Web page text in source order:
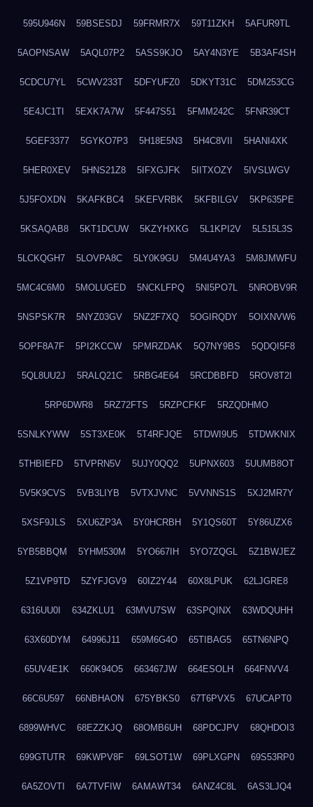
595U946N 59BSESDJ 59FRMR7X 59T11ZKH 5AFUR9TL
5AOPNSAW 5AQL07P2 5ASS9KJO 5AY4N3YE 5B3AF4SH
5CDCU7YL 5CWV233T 5DFYUFZ0 5DKYT31C 5DM253CG
5E4JC1TI 5EXK7A7W 5F447S51 5FMM242C 5FNR39CT
5GEF3377 5GYKO7P3 5H18E5N3 5H4C8VII 5HANI4XK
5HER0XEV 5HNS21Z8 5IFXGJFK 5IITXOZY 5IVSLWGV
5J5FOXDN 5KAFKBC4 5KEFVRBK 5KFBILGV 5KP635PE
5KSAQAB8 5KT1DCUW 5KZYHXKG 5L1KPI2V 5L515L3S
5LCKQGH7 5LOVPA8C 5LY0K9GU 5M4U4YA3 5M8JMWFU
5MC4C6M0 5MOLUGED 5NCKLFPQ 5NI5PO7L 5NROBV9R
5NSPSK7R 5NYZ03GV 5NZ2F7XQ 5OGIRQDY 5OIXNVW6
5OPF8A7F 5PI2KCCW 5PMRZDAK 5Q7NY9BS 5QDQI5F8
5QL8UU2J 5RALQ21C 5RBG4E64 5RCDBBFD 5ROV8T2I
5RP6DWR8 5RZ72FTS 5RZPCFKF 5RZQDHMO
5SNLKYWW 5ST3XE0K 5T4RFJQE 5TDWI9U5 5TDWKNIX
5THBIEFD 5TVPRN5V 5UJY0QQ2 5UPNX603 5UUMB8OT
5V5K9CVS 5VB3LIYB 5VTXJVNC 5VVNNS1S 5XJ2MR7Y
5XSF9JLS 5XU6ZP3A 5Y0HCRBH 5Y1QS60T 5Y86UZX6
5YB5BBQM 5YHM530M 5YO667IH 5YO7ZQGL 5Z1BWJEZ
5Z1VP9TD 5ZYFJGV9 60IZ2Y44 60X8LPUK 62LJGRE8
6316UU0I 634ZKLU1 63MVU7SW 63SPQINX 63WDQUHH
63X60DYM 64996J11 659M6G4O 65TIBAG5 65TN6NPQ
65UV4E1K 660K94O5 663467JW 664ESOLH 664FNVV4
66C6U597 66NBHAON 675YBKS0 67T6PVX5 67UCAPT0
6899WHVC 68EZZKJQ 68OMB6UH 68PDCJPV 68QHDOI3
699GTUTR 69KWPV8F 69LSOT1W 69PLXGPN 69S53RP0
6A5ZOVTI 6A7TVFIW 6AMAWT34 6ANZ4C8L 6AS3LJQ4